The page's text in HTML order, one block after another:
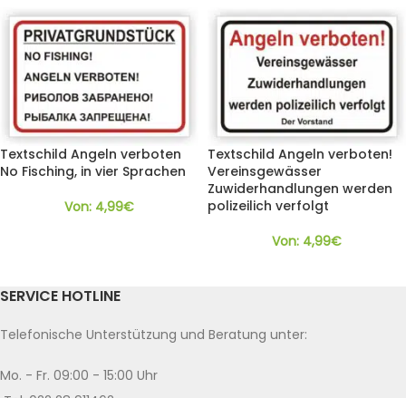
Textschild Angeln verboten
No Fisching, in vier Sprachen
Von: 4,99€
Textschild Angeln verboten!
Vereinsgewässer
Zuwiderhandlungen werden
polizeilich verfolgt
Von: 4,99€
SERVICE HOTLINE
Telefonische Unterstützung und Beratung unter:
Mo. - Fr. 09:00 - 15:00 Uhr